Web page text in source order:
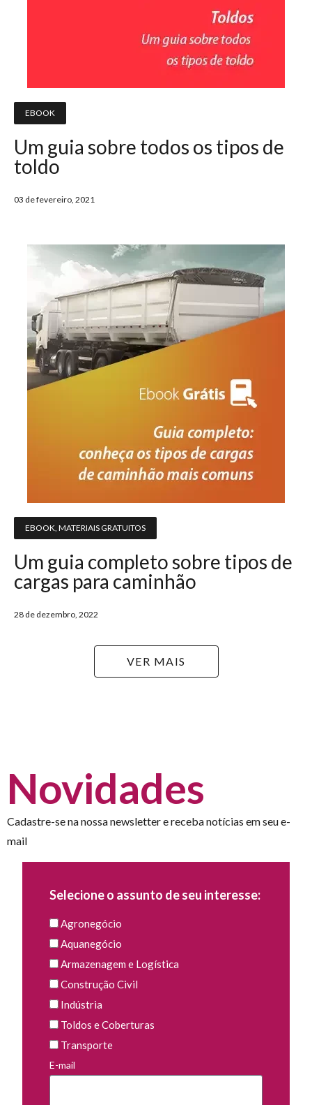
EBOOK
Um guia sobre todos os tipos de
toldo
03 de fevereiro, 2021
EBOOK MATERIAIS GRATUITOS
Um guia completo sobre tipos de
cargas para caminhão
28 de dezembro, 2022
VER MAIS
Novidades
Cadastre-se na nossa newsletter e receba notícias em seu e-
mail
Selecione o assunto de seu interesse:
Agronegócio
Aquanegócio
Armazenagem e Logística
Construção Civil
Indústria
Toldos e Coberturas
Transporte
E-mail